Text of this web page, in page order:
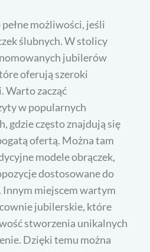
możliwości, jeśli
ślubnych. W stolicy
jubilerów
oferują szeroki
Warto zacząć
w popularnych
gdzie często znajdują się
ofertą. Można tam
modele obrączek,
dostosowane do
miejscem wartym
jubilerskie, które
stworzenia unikalnych
Dzięki temu można